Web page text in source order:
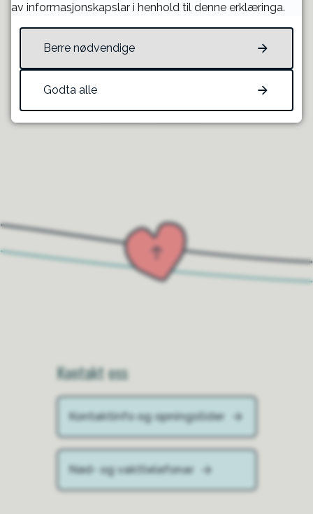
Fann du det du leita etter?
Kontakt oss
Kontaktinfo og opningstider
Nød- og vakttelefonar
av informasjonskapslar i henhold til denne erklæringa.
Berre nødvendige
Godta alle